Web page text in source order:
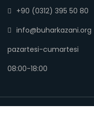
+90 (0312) 395 50 80
info@buharkazani.org
pazartesi-cumartesi
08:00-18:00